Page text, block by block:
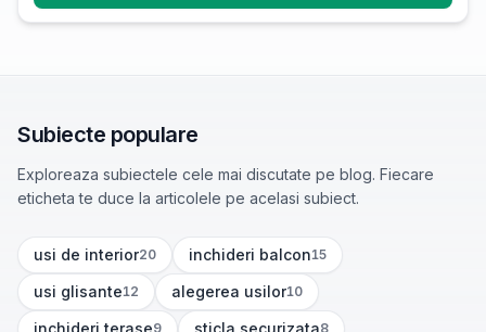
Așadar, […]
Subiecte populare
Exploreaza subiectele cele mai discutate pe blog. Fiecare
eticheta te duce la articolele pe acelasi subiect.
usi de interior
(20 articole) 20 inchideri balcon
(15articole) 15
usi glisante
(12articole)12 alegerea usilor
(10articole) 10
inchideri terase9 sticla securizata8